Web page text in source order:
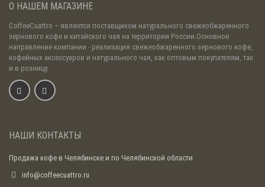
О НАШЕМ МАГАЗИНЕ
CoffeeCuattro – является поставщиком натурального свежеобжаренного
зернового кофе и китайского чая на территории России.Основное
направление компании - реализация свежеобжаренного зернового кофе,
кофейных аксессуаров и натурального чая, как оптовым покупателям, так
и в розницу.
НАШИ КОНТАКТЫ
Продажа кофе в Челябинске и по Челябинской области
info@coffeecuattro.ru